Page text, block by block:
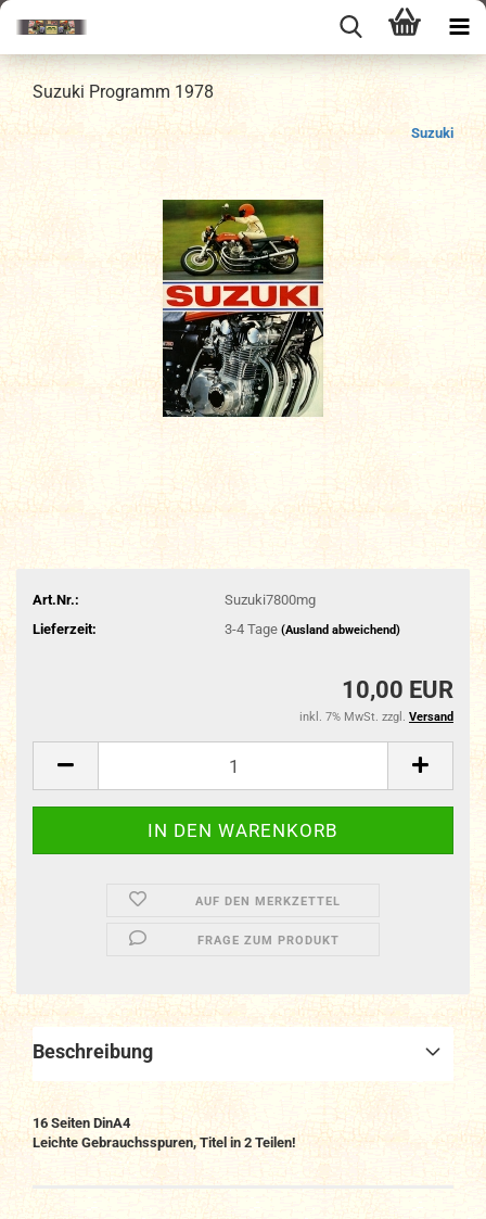
Suzuki Programm 1978
Suzuki
Art.Nr.:
Suzuki7800mg
Lieferzeit:
3-4 Tage (Ausland abweichend)
10,00 EUR
inkl. 7% MwSt. zzgl. Versand
AUF DEN MERKZETTEL
FRAGE ZUM PRODUKT
Beschreibung
16 Seiten DinA4
Leichte Gebrauchsspuren, Titel in 2 Teilen!